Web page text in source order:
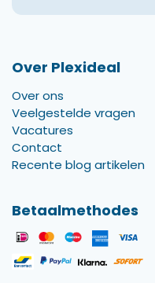
Over Plexideal
Over ons
Veelgestelde vragen
Vacatures
Contact
Recente blog artikelen
Betaalmethodes